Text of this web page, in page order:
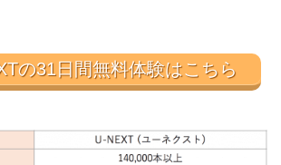
の31日間無料体験はこちら